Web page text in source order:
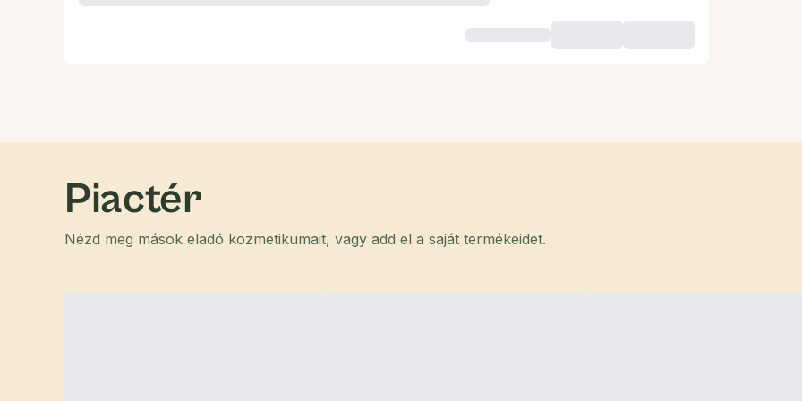
Piactér
Nézd meg mások eladó kozmetikumait, vagy add el a saját termékeidet.